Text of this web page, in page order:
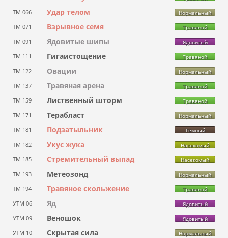
ТМ 066 Удар телом Нормальный
ТМ 071 Взрывное семя Травяной
ТМ 091 Ядовитые шипы Ядовитый
ТМ 111 Гигаистощение Травяной
ТМ 122 Овации Нормальный
ТМ 137 Травяная арена Травяной
ТМ 159 Лиственный шторм Травяной
ТМ 171 Терабласт Нормальный
ТМ 181 Подзатыльник Тёмный
ТМ 182 Укус жука Насекомый
ТМ 185 Стремительный выпад Насекомый
ТМ 193 Метеозонд Нормальный
ТМ 194 Травяное скольжение Травяной
УТМ 06 Яд Ядовитый
УТМ 09 Веношок Ядовитый
УТМ 10 Скрытая сила Нормальный